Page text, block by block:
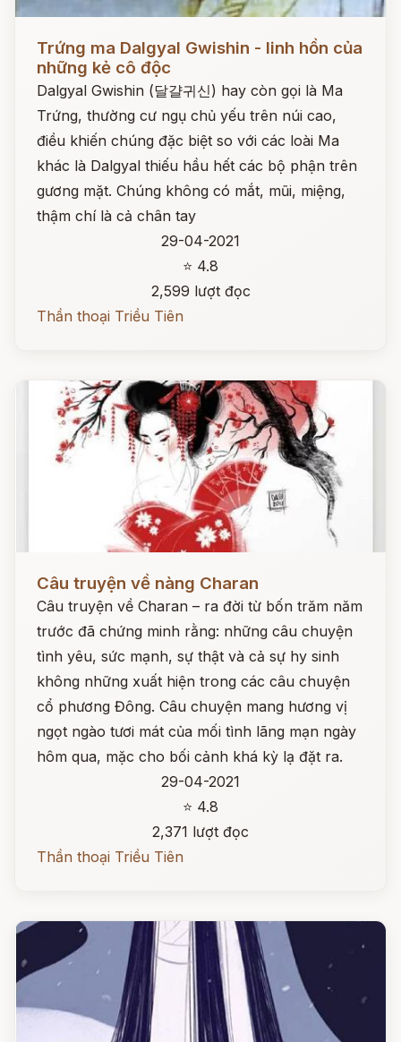
Trứng ma Dalgyal Gwishin - linh hồn của
những kẻ cô độc
Dalgyal Gwishin (달걀귀신) hay còn gọi là Ma
Trứng, thường cư ngụ chủ yếu trên núi cao,
điều khiến chúng đặc biệt so với các loài Ma
khác là Dalgyal thiếu hầu hết các bộ phận trên
gương mặt. Chúng không có mắt, mũi, miệng,
thậm chí là cả chân tay
29-04-2021
⭐ 4.8
2,599 lượt đọc
Thần thoại Triều Tiên
Câu truyện về nàng Charan
Câu truyện về Charan – ra đời từ bốn trăm năm
trước đã chứng minh rằng: những câu chuyện
tình yêu, sức mạnh, sự thật và cả sự hy sinh
không những xuất hiện trong các câu chuyện
cổ phương Đông. Câu chuyện mang hương vị
ngọt ngào tươi mát của mối tình lãng mạn ngày
hôm qua, mặc cho bối cảnh khá kỳ lạ đặt ra.
29-04-2021
⭐ 4.8
2,371 lượt đọc
Thần thoại Triều Tiên